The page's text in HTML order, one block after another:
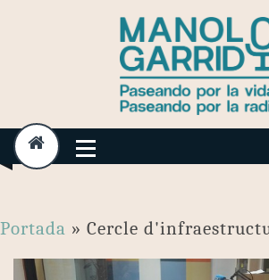
Portada » Cercle